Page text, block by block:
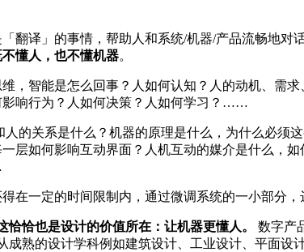
翻译」的事情，帮助人和系统/机器/产品流畅地
懂人，也不懂机器。
，智能是怎么回事？人如何认知？人的动机、需
影响行为？人如何决策？人如何学习？……
的关系是什么？机器的原理是什么，为什么必须
层如何影响互动界面？人机互动的媒介是什么，
在一定的时间限制内，通过微调系统的一小部分
恰也是设计的价值所在：让机器更懂人。
数字产
成熟的设计学科例如建筑设计、工业设计、平面